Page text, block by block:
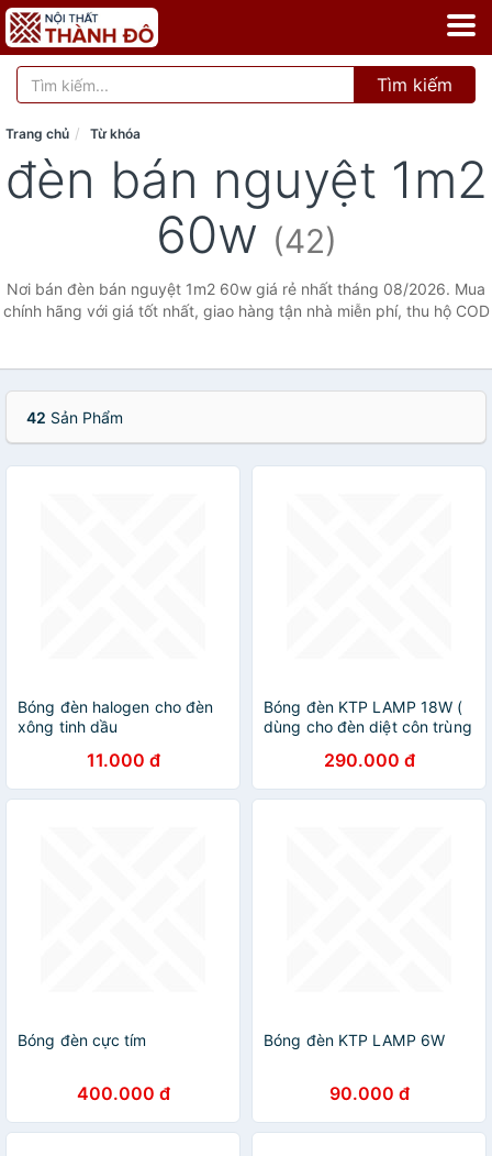
Tìm kiếm
Trang chủ Từ khóa
đèn bán nguyệt 1m2
60w (42)
Nơi bán đèn bán nguyệt 1m2 60w giá rẻ nhất tháng 08/2026. Mua
chính hãng với giá tốt nhất, giao hàng tận nhà miễn phí, thu hộ COD
42 Sản Phẩm
Bóng đèn halogen cho đèn
xông tinh dầu
11.000 đ
Bóng đèn KTP LAMP 18W (
dùng cho đèn diệt côn trùng
290.000 đ
Bóng đèn cực tím
400.000 đ
Bóng đèn KTP LAMP 6W
90.000 đ